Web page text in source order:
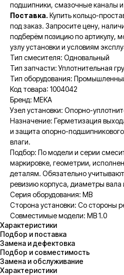
подшипники, смазочные каналы и
Поставка. Купить кольцо-
под заказ. Запросите цену,
подберём позицию по артикулу,
узлу установки и условиям
Тип смесителя: Одновальный
Тип запчасти: Уплотнительная
Тип оборудования:
Код товара: 1004042
Бренд: MEKA
Узел установки: Опорно-
Назначение: Герметизация
и защита опорно-
влаги.
Подбор: По модели и серии
маркировке, геометрии,
деталям. Обязательно
ревизию корпуса, диаметры вала
Серия оборудования: MB
Сторона установки: Со стороны
Совместимые модели: MB 1.0
Характеристики
Подбор и поставка
Замена и дефектовка
Подбор и совместимость
Замена и обслуживание
Характеристики